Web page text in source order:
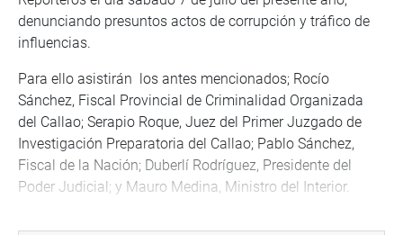
denunciando presuntos actos de corrupción y tráfico de
influencias.
Para ello asistirán los antes mencionados; Rocío
Sánchez, Fiscal Provincial de Criminalidad Organizada
del Callao; Serapio Roque, Juez del Primer Juzgado de
Investigación Preparatoria del Callao; Pablo Sánchez,
Fiscal de la Nación; Duberlí Rodríguez, Presidente del
Poder Judicial; y Mauro Medina, Ministro del Interior.